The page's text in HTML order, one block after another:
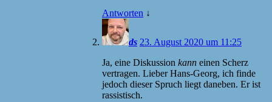
Antworten ↓
ds 23. August 2020 um 11:25
Ja, eine Diskussion kann einen Scherz
vertragen. Lieber Hans-Georg, ich finde
jedoch dieser Spruch liegt daneben. Er ist
rassistisch.